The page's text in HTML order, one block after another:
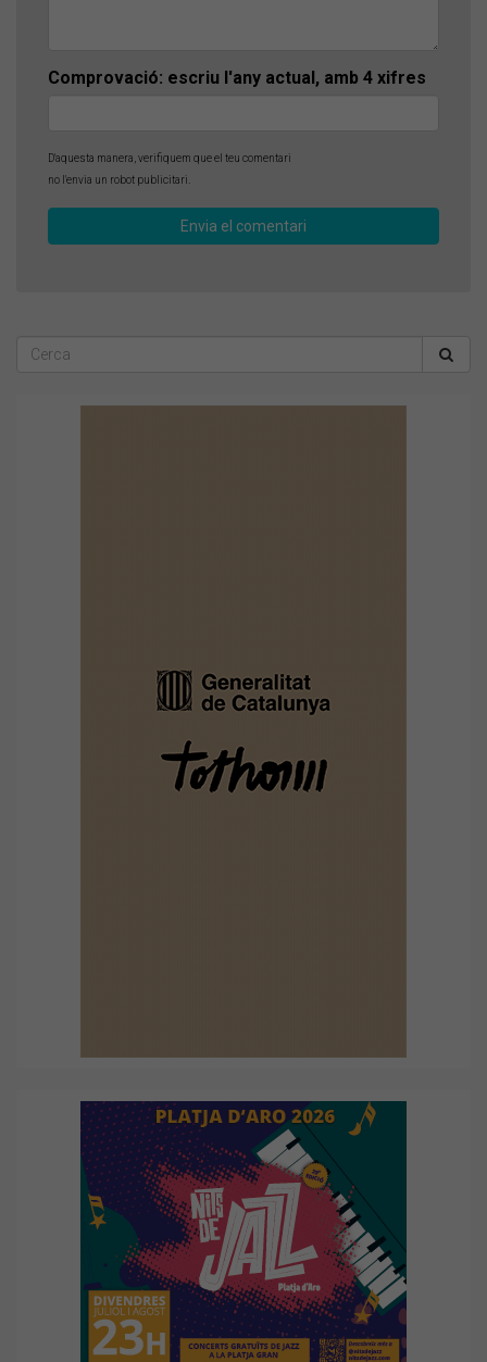
Comprovació: escriu l'any actual, amb 4 xifres
D'aquesta manera, verifiquem que el teu comentari
no l'envia un robot publicitari.